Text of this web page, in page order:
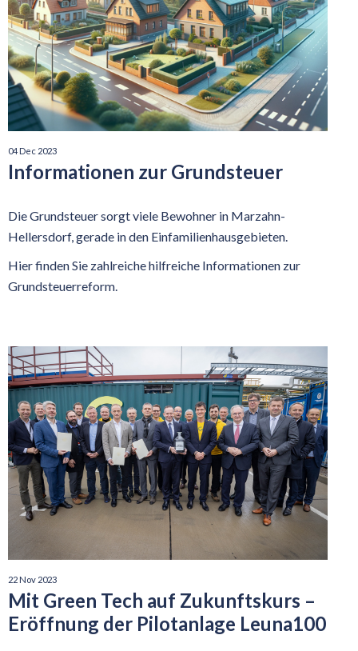
04 Dec 2023
Informationen zur Grundsteuer
Die Grundsteuer sorgt viele Bewohner in Marzahn-
Hellersdorf, gerade in den Einfamilienhausgebieten.
Hier finden Sie zahlreiche hilfreiche Informationen zur
Grundsteuerreform.
22 Nov 2023
Mit Green Tech auf Zukunftskurs –
Eröffnung der Pilotanlage Leuna100